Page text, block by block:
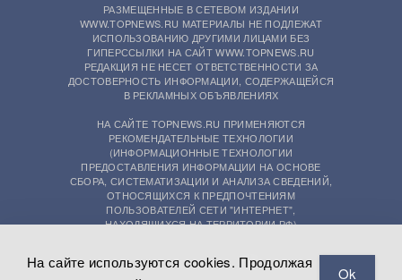
РАЗМЕЩЕННЫЕ В СЕТЕВОМ ИЗДАНИИ
WWW.TOPNEWS.RU МАТЕРИАЛЫ НЕ ПОДЛЕЖАТ
ИСПОЛЬЗОВАНИЮ ДРУГИМИ ЛИЦАМИ БЕЗ
ГИПЕРССЫЛКИ НА САЙТ WWW.TOPNEWS.RU
РЕДАКЦИЯ НЕ НЕСЕТ ОТВЕТСТВЕННОСТИ ЗА
ДОСТОВЕРНОСТЬ ИНФОРМАЦИИ, СОДЕРЖАЩЕЙСЯ
В РЕКЛАМНЫХ ОБЪЯВЛЕНИЯХ
НА САЙТЕ TOPNEWS.RU ПРИМЕНЯЮТСЯ
РЕКОМЕНДАТЕЛЬНЫЕ ТЕХНОЛОГИИ
(ИНФОРМАЦИОННЫЕ ТЕХНОЛОГИИ
ПРЕДОСТАВЛЕНИЯ ИНФОРМАЦИИ НА ОСНОВЕ
СБОРА, СИСТЕМАТИЗАЦИИ И АНАЛИЗА СВЕДЕНИЙ,
ОТНОСЯЩИХСЯ К ПРЕДПОЧТЕНИЯМ
ПОЛЬЗОВАТЕЛЕЙ СЕТИ "ИНТЕРНЕТ",
НАХОДЯЩИХСЯ НА ТЕРРИТОРИИ РФ)
На сайте используются cookies. Продолжая
Ok